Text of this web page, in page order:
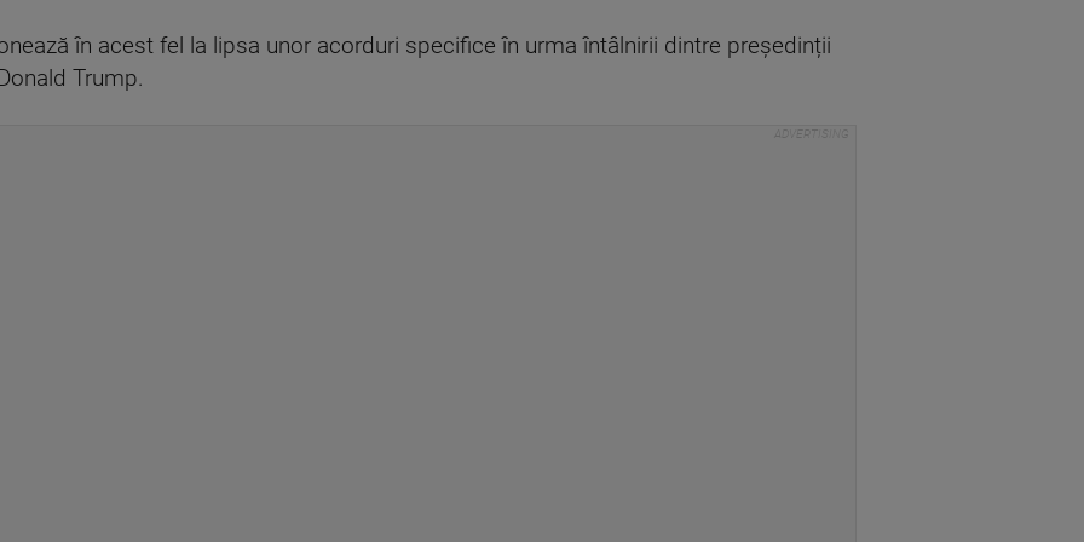
în acest fel la lipsa unor acorduri specifice în urma întâlnirii dintre președinții
Trump.